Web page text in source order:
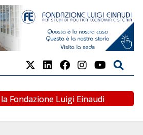
Fondazione Luigi Einaudi